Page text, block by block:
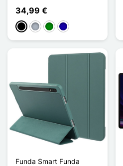
34,99 €
NegroGris VerdeAzul oscuro
Funda Smart Funda